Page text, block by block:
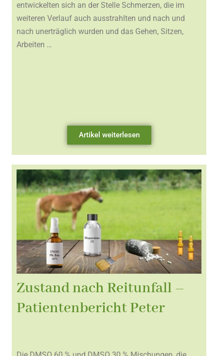
entwickelten sich an der Stelle Schmerzen, die im
weiteren Verlauf auch ausstrahlten und nach und
nach unerträglich wurden und das Gehen, Sitzen,
Arbeiten …
Artikel weiterlesen
Zustand nach Reitunfall –
Patientenbericht Peter